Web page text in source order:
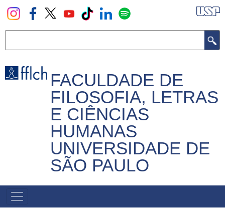
Pular
para
principal
FACULDADE DE
FILOSOFIA, LETRAS
E CIÊNCIAS
HUMANAS
UNIVERSIDADE DE
SÃO PAULO
NAVEGADOR
PRINCIPAL